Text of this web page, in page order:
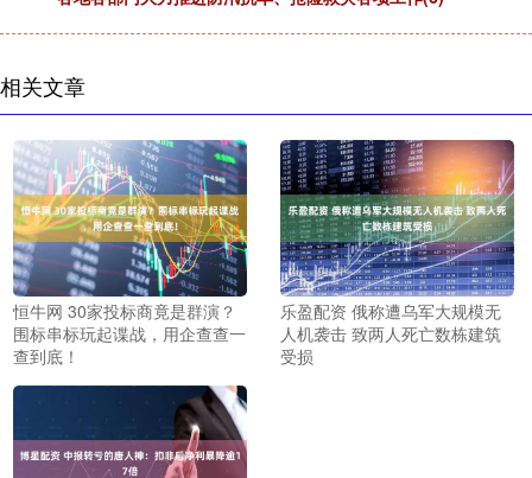
相关文章
恒牛网 30家投标商竟是群演？
围标串标玩起谍战，用企查查一
查到底！
乐盈配资 俄称遭乌军大规模无
人机袭击 致两人死亡数栋建筑
受损